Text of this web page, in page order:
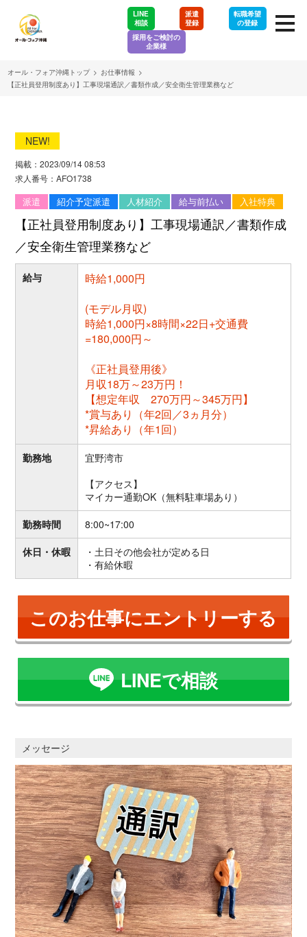
LINE
相談
派遣
登録
転職希望
の登録
採用をご検討の
企業様
オール・フォア沖縄トップ > お仕事情報 >
【正社員登用制度あり】工事現場通訳／書類作成／安全衛生管理業務など
NEW!
掲載：2023/09/14 08:53
求人番号：AFO1738
派遣 紹介予定派遣 人材紹介 給与前払い 入社特典
【正社員登用制度あり】工事現場通訳／書類作成
／安全衛生管理業務など
給与
時給1,000円
(モデル月収)
時給1,000円×8時間×22日+交通費
=180,000円～
《正社員登用後》
月収18万～23万円！
【想定年収 270万円～345万円】
*賞与あり（年2回／3ヵ月分）
*昇給あり（年1回）
勤務地
宜野湾市
【アクセス】
マイカー通勤OK（無料駐車場あり）
勤務時間
8:00~17:00
休日・休暇
・土日その他会社が定める日
・有給休暇
このお仕事にエントリーする
LINEで相談
メッセージ